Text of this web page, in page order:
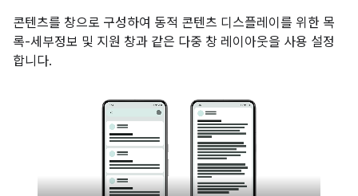
콘텐츠를 창으로 구성하여 동적 콘텐츠 디스플레이를 위한 목
록-세부정보 및 지원 창과 같은 다중 창 레이아웃을 사용 설정
합니다.